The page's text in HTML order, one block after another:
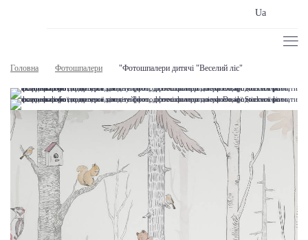
Ua
Головна Фотошпалери "Фотошпалери дитячі "Веселий ліс"